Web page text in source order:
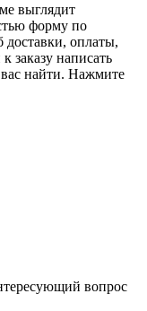
выглядит
форму по
доставки, оплаты,
заказу написать
найти. Нажмите
вопрос